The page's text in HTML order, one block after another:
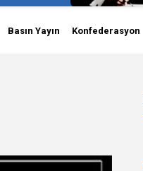
Basın Yayın Konfederasyon